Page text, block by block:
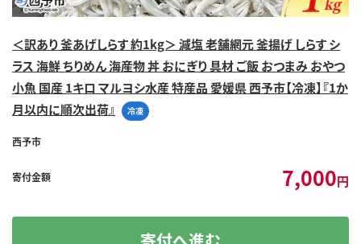
＜訳あり 釜あげしらす 約1kg＞ 減塩 老舗網元 釜揚げ しらす シ
ラス 海鮮 ちりめん 海産物 丼 おにぎり 具材 ご飯 おつまみ おやつ
小魚 国産 1キロ マルヨシ水産 特産品 愛媛県 西予市【冷凍】『1か
月以内に順次出荷』
冷凍
西予市
寄付金額 7,000円